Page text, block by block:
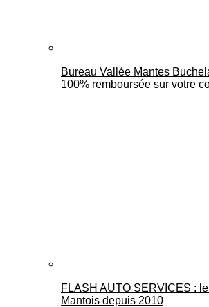
Bureau Vallée Mantes
100% remboursée sur votre
FLASH AUTO SERVICES :
Mantois depuis 2010